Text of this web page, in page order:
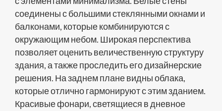
соединены с большими стеклянными окнами и
балконами, которые комбинируются с
окружающим небом. Широкая перспектива
позволяет оценить величественную структуру
здания, а также проследить его дизайнерские
решения. На заднем плане видны облака,
которые отлично гармонируют с этим зданием.
Красивые фонари, светящиеся в дневное